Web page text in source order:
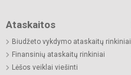
Ataskaitos
Biudžeto vykdymo ataskaitų rinkiniai
Finansinių ataskaitų rinkiniai
Lėšos veiklai viešinti